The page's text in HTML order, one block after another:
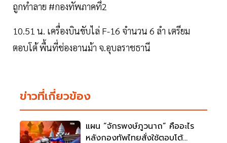
ถูกทำลาย #กองทัพภาคที่2
10.51 น. เครื่องบินขับไล่ F-16 จำนวน 6 ลำ เตรียม
ตอบโต้ พื้นที่ช่องอานม้า จ.อุบลราชธานี
ข่าวที่เกี่ยวข้อง
แผน “จักรพงษ์ภูวนาถ” คืออะไร
หลังกองทัพไทยสั่งใช้ตอบโต้